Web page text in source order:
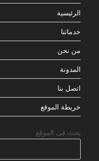
الرئيسية
خدماتنا
من نحن
المدونة
اتصل بنا
خريطة الموقع
بحث فى الموقع